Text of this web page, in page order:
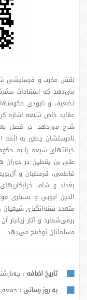
نقش مخرب و فرسایشی
می‌دهد که اعتقادات
تضعیف و نابودی
عقاید خاص شیعه اشاره
شرح می‌دهد. در فصل
نادرستشان چطور به ائمه
خیانتهای شیعه را به
علی بن یقطین در دوران
فاطمی، قرمطیان و
بغداد و شام،
الدین ایوبی و بسیاری
متعدد فتنه‌انگیزی
برمی‌شمارد و آثار
مسلمانان توضیح می‌دهد.
تاریخ اضافه : چهارشنبه, 30
به روز رسانی : جمعه, 01 دی 1396